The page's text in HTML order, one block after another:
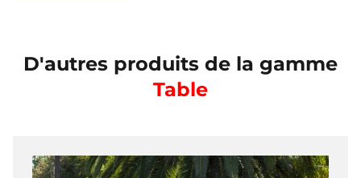
D'autres produits de la gamme
Table